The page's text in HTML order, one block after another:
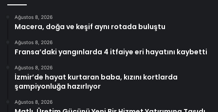
Ağustos 8, 2026
Macera, doğa ve keşif aynı rotada buluştu
Ağustos 8, 2026
Fransa’daki yangınlarda 4 itfaiye eri hayatını kaybetti
Ağustos 8, 2026
İzmir’de hayat kurtaran baba, kızını kortlarda
şampiyonluğa hazırlıyor
Ağustos 8, 2026